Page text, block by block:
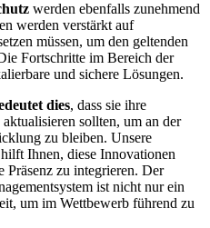
werden ebenfalls zunehmend
werden verstärkt auf
müssen, um den geltenden
Fortschritte im Bereich der
und sichere Lösungen.
dies, dass sie ihre
sollten, um an der
zu bleiben. Unsere
hilft Ihnen, diese Innovationen
Präsenz zu integrieren. Der
ist nicht nur ein
um im Wettbewerb führend zu